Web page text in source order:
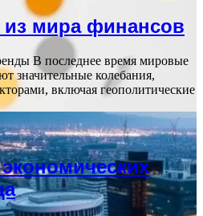
мира финансов
В последнее время мировые
значительные колебания,
включая геополитические